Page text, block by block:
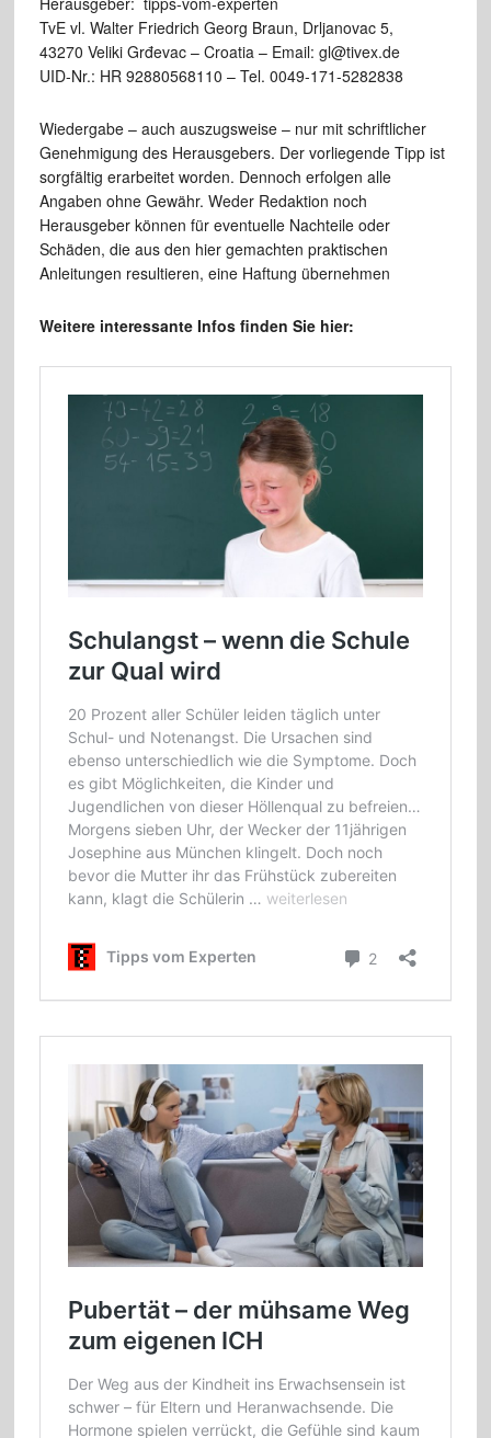
TvE vl. Walter Friedrich Georg Braun, Drljanovac 5,
43270 Veliki Grđevac – Croatia – Email: gl@tivex.de
UID-Nr.: HR 92880568110 – Tel. 0049-171-5282838
Wiedergabe – auch auszugsweise – nur mit schriftlicher
Genehmigung des Herausgebers. Der vorliegende Tipp ist
sorgfältig erarbeitet worden. Dennoch erfolgen alle
Angaben ohne Gewähr. Weder Redaktion noch
Herausgeber können für eventuelle Nachteile oder
Schäden, die aus den hier gemachten praktischen
Anleitungen resultieren, eine Haftung übernehmen
Weitere interessante Infos finden Sie hier: